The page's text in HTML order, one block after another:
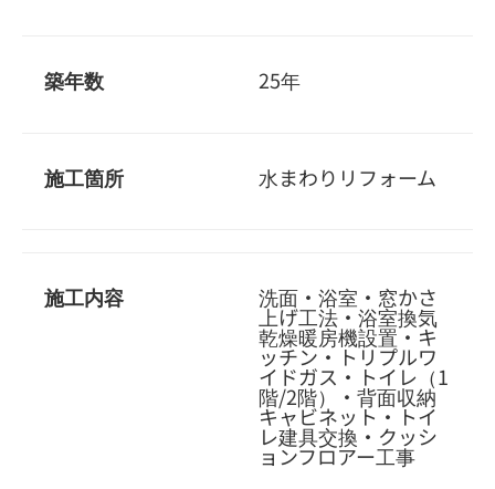
築年数 25年
施工箇所 水まわりリフォーム
施工内容 洗面・浴室・窓かさ
上げ工法・浴室換気
乾燥暖房機設置・キ
ッチン・トリプルワ
イドガス・トイレ（1
階/2階）・背面収納
キャビネット・トイ
レ建具交換・クッシ
ョンフロアー工事